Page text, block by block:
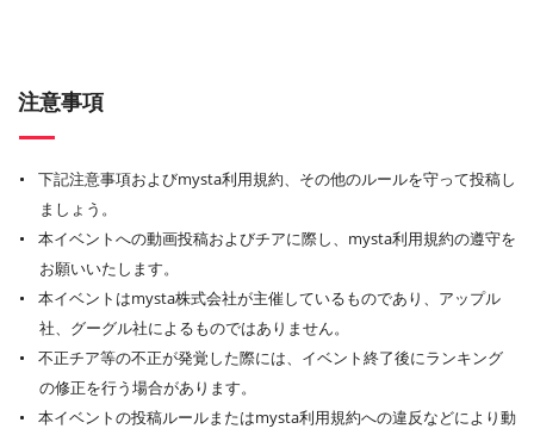
注意事項
下記注意事項およびmysta利用規約、その他のルールを守って投稿し
ましょう。
本イベントへの動画投稿およびチアに際し、mysta利用規約の遵守を
お願いいたします。
本イベントはmysta株式会社が主催しているものであり、アップル
社、グーグル社によるものではありません。
不正チア等の不正が発覚した際には、イベント終了後にランキング
の修正を行う場合があります。
本イベントの投稿ルールまたはmysta利用規約への違反などにより動